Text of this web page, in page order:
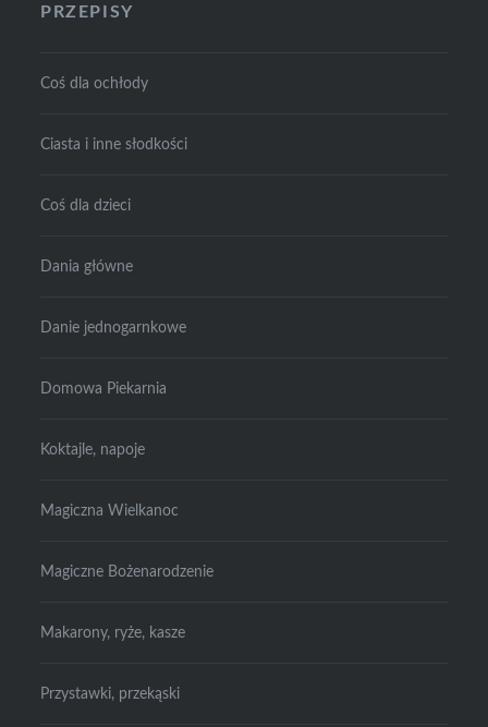
PRZEPISY
Coś dla ochłody
Ciasta i inne słodkości
Coś dla dzieci
Dania główne
Danie jednogarnkowe
Domowa Piekarnia
Koktajle, napoje
Magiczna Wielkanoc
Magiczne Bożenarodzenie
Makarony, ryże, kasze
Przystawki, przekąski